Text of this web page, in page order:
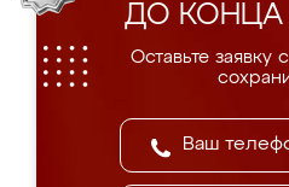
ДО КОНЦА
Оставьте заявку